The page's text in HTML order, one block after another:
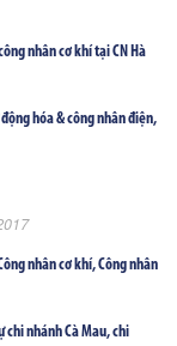
nhân cơ khí tại CN Hà
hóa & công nhân điện,
nhân cơ khí, Công nhân
chi nhánh Cà Mau, chi